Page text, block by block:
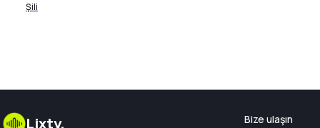
Şili
Lixty.
Bize ulaşın